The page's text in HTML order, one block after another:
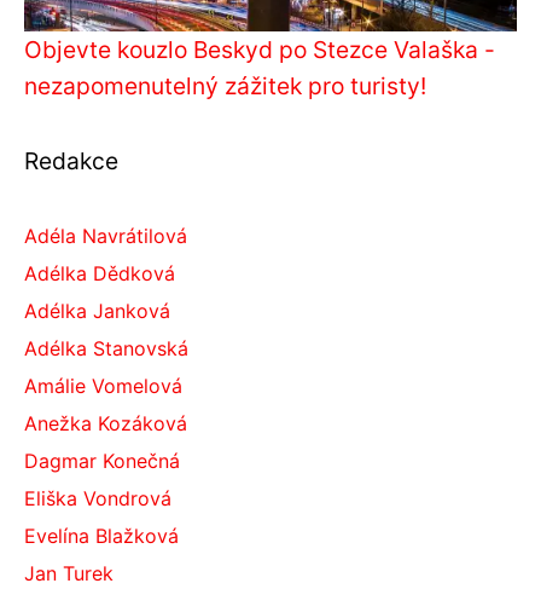
Objevte kouzlo Beskyd po Stezce Valaška -
nezapomenutelný zážitek pro turisty!
Redakce
Adéla Navrátilová
Adélka Dědková
Adélka Janková
Adélka Stanovská
Amálie Vomelová
Anežka Kozáková
Dagmar Konečná
Eliška Vondrová
Evelína Blažková
Jan Turek